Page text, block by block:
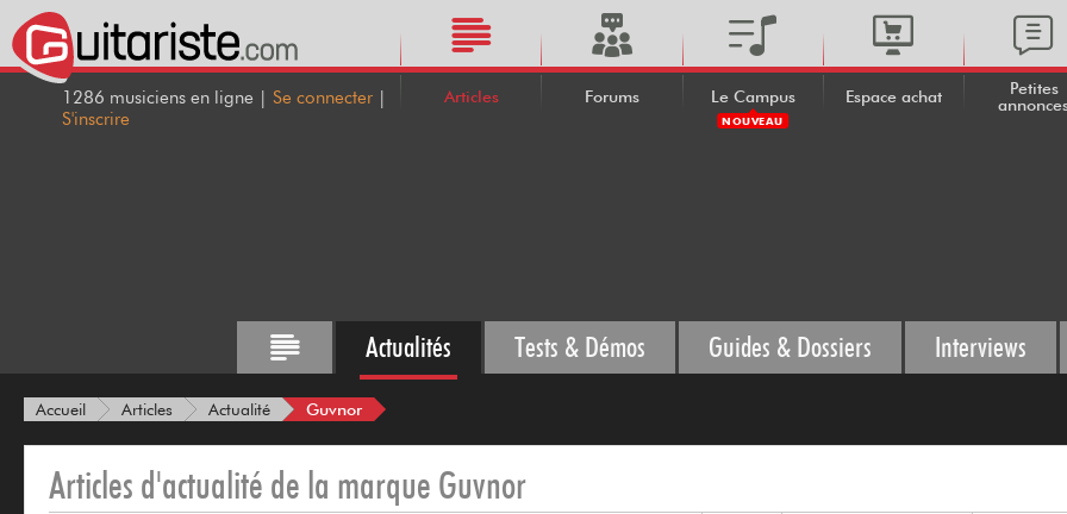
1286 musiciens en ligne | Se connecter |
S'inscrire
Articles Forums Le Campus
NOUVEAU
Espace achat
Petites
Actualités Tests & Démos Guides & Dossiers Interviews
Accueil Articles Actualité Guvnor
Articles d'actualité de la marque Guvnor